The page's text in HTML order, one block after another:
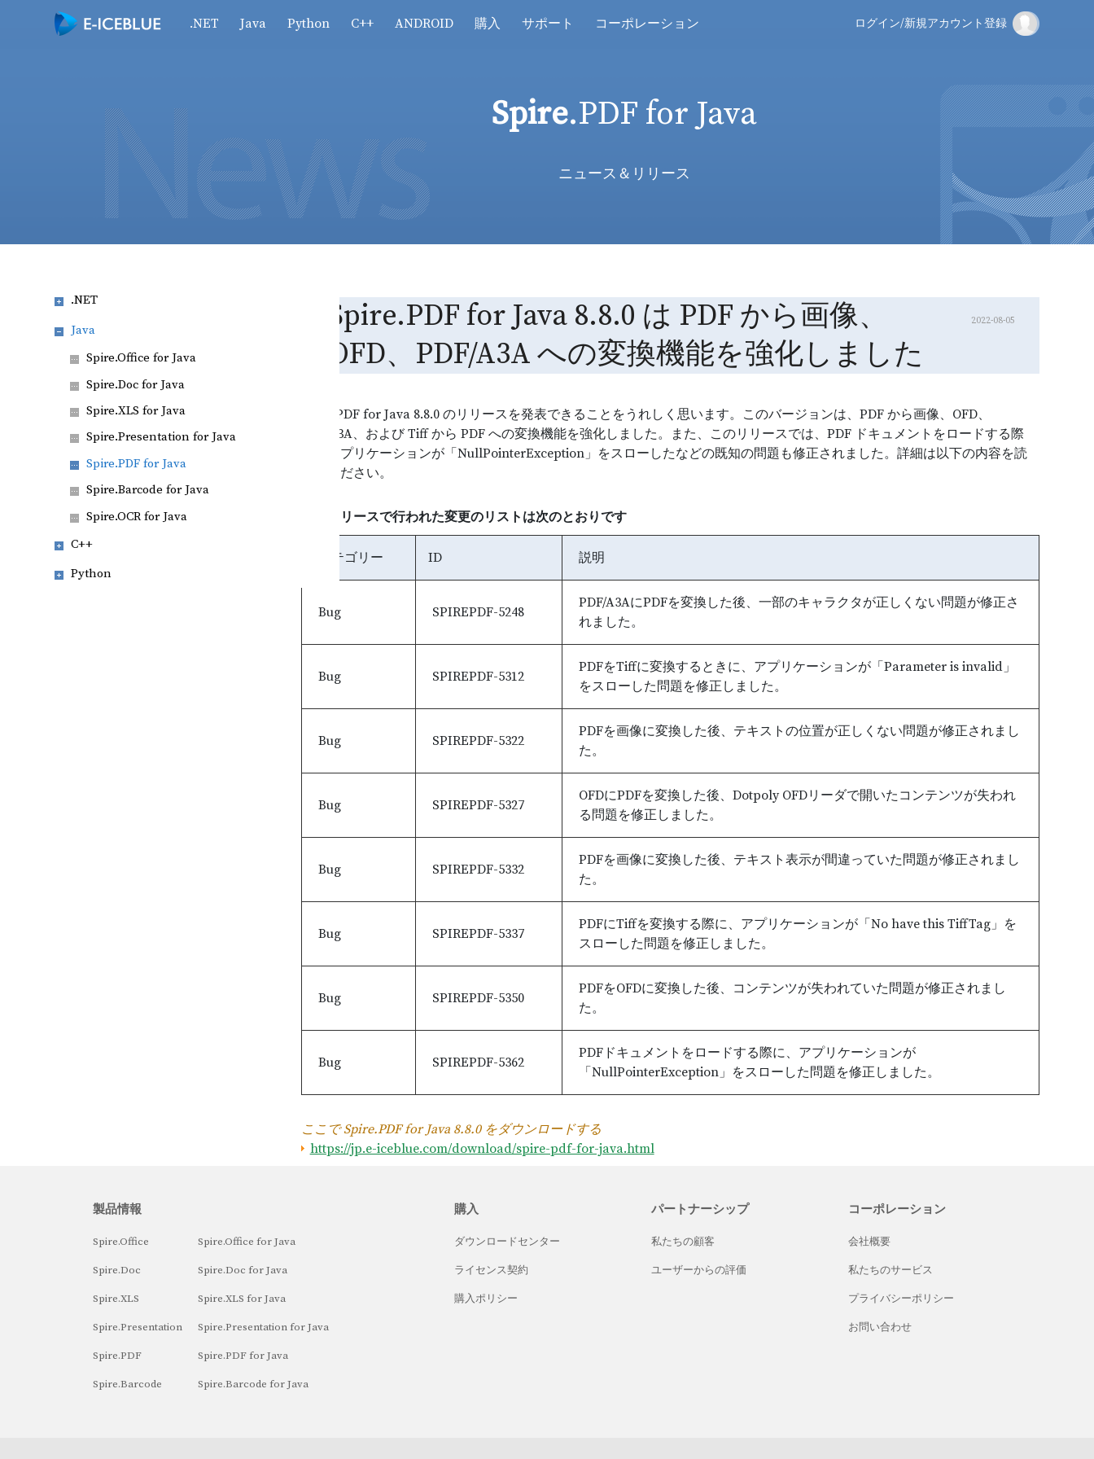
.NET Java Python C++ ANDROID 購入 サポート コーポレーション ログイン/新規アカウント登録
Spire.PDF for Java
ニュース＆リリース
2022-08-05
Spire.PDF for Java 8.8.0 は PDF から画像、
OFD、PDF/A3A への変換機能を強化しました
Spire.PDF for Java 8.8.0 のリリースを発表できることをうれしく思います。このバージョンは、PDF から画像、OFD、
PDF/A3A、および Tiff から PDF への変換機能を強化しました。また、このリリースでは、PDF ドキュメントをロードする際
に、アプリケーションが「NullPointerException」をスローしたなどの既知の問題も修正されました。詳細は以下の内容を読
んでください。
このリリースで行われた変更のリストは次のとおりです
カテゴリー ID 説明
Bug SPIREPDF-5248
PDF/A3AにPDFを変換した後、一部のキャラクタが正しくない問題が修正さ
れました。
Bug SPIREPDF-5312
PDFをTiffに変換するときに、アプリケーションが「Parameter is invalid」
をスローした問題を修正しました。
Bug SPIREPDF-5322
PDFを画像に変換した後、テキストの位置が正しくない問題が修正されまし
た。
Bug SPIREPDF-5327
OFDにPDFを変換した後、Dotpoly OFDリーダで開いたコンテンツが失われ
る問題を修正しました。
Bug SPIREPDF-5332
PDFを画像に変換した後、テキスト表示が間違っていた問題が修正されまし
た。
Bug SPIREPDF-5337
PDFにTiffを変換する際に、アプリケーションが「No have this TiffTag」を
スローした問題を修正しました。
Bug SPIREPDF-5350
PDFをOFDに変換した後、コンテンツが失われていた問題が修正されまし
た。
Bug SPIREPDF-5362
PDFドキュメントをロードする際に、アプリケーションが
「NullPointerException」をスローした問題を修正しました。
ここで Spire.PDF for Java 8.8.0 をダウンロードする
https://jp.e-iceblue.com/download/spire-pdf-for-java.html
.NET
Java
Spire.Office for Java
Spire.Doc for Java
Spire.XLS for Java
Spire.Presentation for Java
Spire.PDF for Java
Spire.Barcode for Java
Spire.OCR for Java
C++
Python
製品情報
Spire.Office
Spire.Doc
Spire.XLS
Spire.Presentation
Spire.PDF
Spire.Barcode
Spire.Office for Java
Spire.Doc for Java
Spire.XLS for Java
Spire.Presentation for Java
Spire.PDF for Java
Spire.Barcode for Java
購入
ダウンロードセンター
ライセンス契約
購入ポリシー
パートナーシップ
私たちの顧客
ユーザーからの評価
コーポレーション
会社概要
私たちのサービス
プライバシーポリシー
お問い合わせ